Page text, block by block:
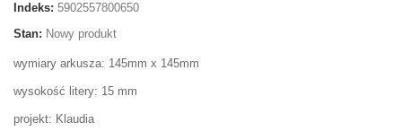
Indeks: 5902557800650
Stan: Nowy produkt
wymiary arkusza: 145mm x 145mm
wysokość litery: 15 mm
projekt: Klaudia